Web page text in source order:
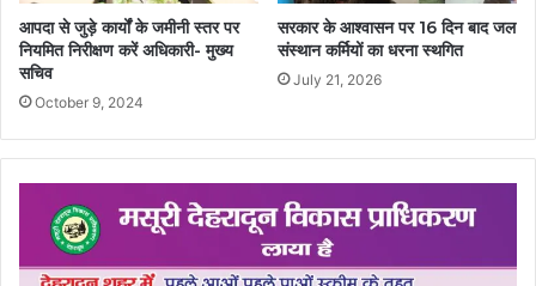
आपदा से जुड़े कार्यों के जमीनी स्तर पर
नियमित निरीक्षण करें अधिकारी- मुख्य
सचिव
October 9, 2024
सरकार के आश्वासन पर 16 दिन बाद जल
संस्थान कर्मियों का धरना स्थगित
July 21, 2026